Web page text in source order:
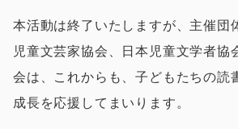
本活動は終了いたしますが、主催団
児童文芸家協会、日本児童文学者協
会は、これからも、子どもたちの読
成長を応援してまいります。